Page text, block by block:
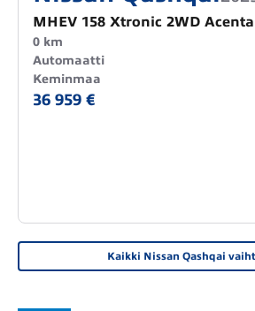
MHEV 158 Xtronic 2WD
0 km
Automaatti
Keminmaa
36 959 €
Kaikki Nissan Qashqai